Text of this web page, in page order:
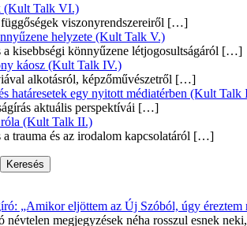
(Kult Talk VI.)
viszonyrendszereiről […]
helyzete (Kult Talk V.)
a kisebbségi könnyűzene létjogosultságáról […]
káosz (Kult Talk IV.)
alkotásról, képzőművészetről […]
határesetek egy nyitott médiatérben (Kult Talk
aktuális perspektívái […]
róla (Kult Talk II.)
trauma és az irodalom kapcsolatáról […]
„Amikor eljöttem az Új Szóból, úgy éreztem
megjegyzések néha rosszul esnek